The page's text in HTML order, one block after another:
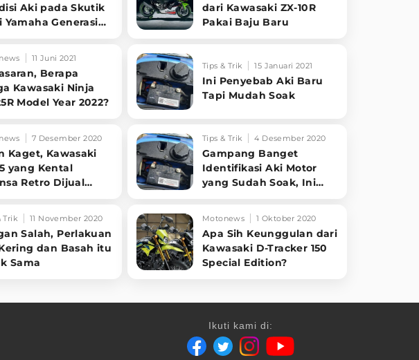
Aki pada Skutik
Yamaha Generasi
dari Kawasaki ZX-10R
Pakai Baju Baru
11 Juni 2021
Berapa
Kawasaki Ninja
Model Year 2022?
Tips & Trik 15 Januari 2021
Ini Penyebab Aki Baru
Tapi Mudah Soak
7 Desember 2020
Kaget, Kawasaki
yang Kental
Retro Dijual
Tips & Trik 4 Desember 2020
Gampang Banget
Identifikasi Aki Motor
yang Sudah Soak, Ini
Trik 11 November 2020
Salah, Perlakuan
dan Basah itu
Sama
Motonews 1 Oktober 2020
Apa Sih Keunggulan dari
Kawasaki D-Tracker 150
Special Edition?
Ikuti kami di: